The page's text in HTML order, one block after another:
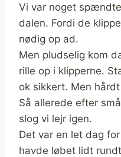
Vi var noget
dalen. Fordi de
nødig op ad.
Men pludselig kom
rille op i klipperne.
ok sikkert. Men
Så allerede efter
slog vi lejr igen.
Det var en let dag
havde løbet lidt